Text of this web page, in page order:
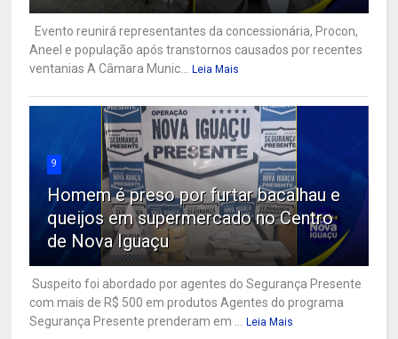
Evento reunirá representantes da concessionária, Procon,
Aneel e população após transtornos causados por recentes
ventanias A Câmara Munic...
Leia Mais
9
Homem é preso por furtar bacalhau e
queijos em supermercado no Centro
de Nova Iguaçu
Suspeito foi abordado por agentes do Segurança Presente
com mais de R$ 500 em produtos Agentes do programa
Segurança Presente prenderam em ...
Leia Mais